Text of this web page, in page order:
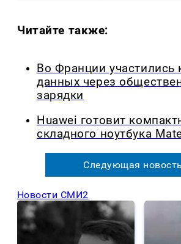
Читайте также:
Во Франции участились
данных через
зарядки
Huawei готовит
складного ноутбука
Следующая
Новости СМИ2